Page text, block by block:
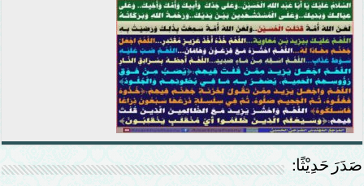
صَدَرَ حَدِيْثًا: